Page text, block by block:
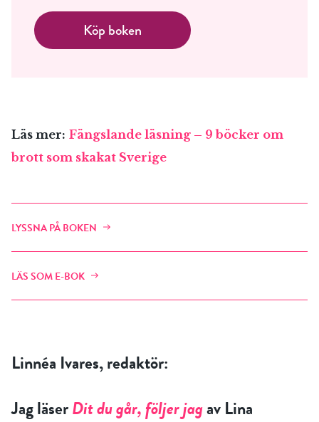
Köp boken
Läs mer: Fängslande läsning – 9 böcker om
brott som skakat Sverige
LYSSNA PÅ BOKEN
LÄS SOM E-BOK
Linnéa Ivares, redaktör:
Jag läserDit du går, följer jagav Lina